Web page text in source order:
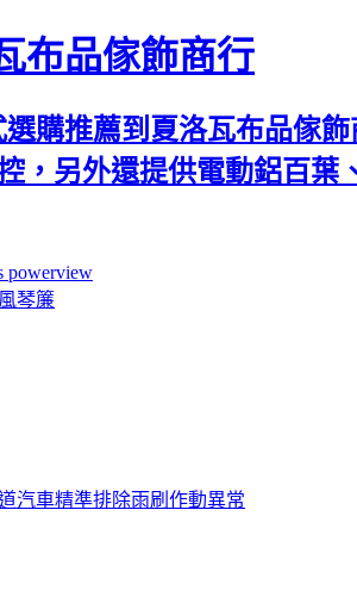
布品傢飾商行
購推薦到夏洛瓦布品傢
，另外還提供電動鋁百葉
powerview
琴簾
汽車精準排除雨刷作動異常